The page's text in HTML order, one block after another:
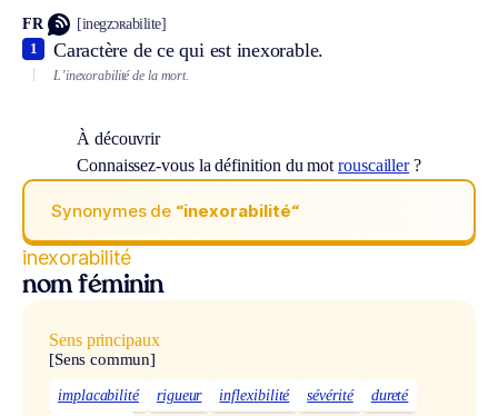
FR [inegzɔʀabilite]
Caractère de ce qui est inexorable.
1
L’inexorabilité de la mort.
À découvrir
Connaissez-vous la définition du motrouscailler?
Synonymes de “inexorabilité“
inexorabilité
nom féminin
Sens principaux
[Sens commun]
implacabilité rigueur inflexibilité sévérité
dureté